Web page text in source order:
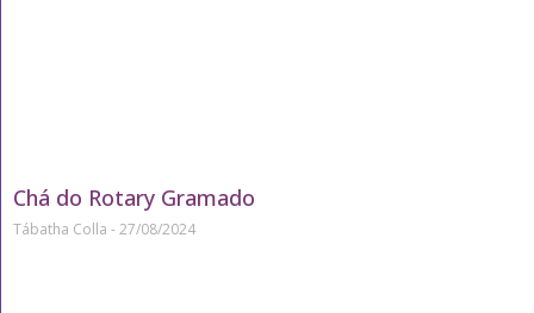
Chá do Rotary Gramado
Tábatha Colla 27/08/2024